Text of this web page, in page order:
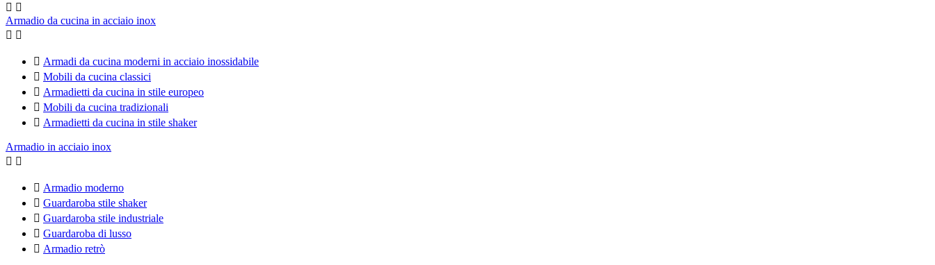
 
Armadio da cucina in acciaio inox
 
 Armadi da cucina moderni in acciaio inossidabile
 Mobili da cucina classici
 Armadietti da cucina in stile europeo
 Mobili da cucina tradizionali
 Armadietti da cucina in stile shaker
Armadio in acciaio inox
 
 Armadio moderno
 Guardaroba stile shaker
 Guardaroba stile industriale
 Guardaroba di lusso
 Armadio retrò